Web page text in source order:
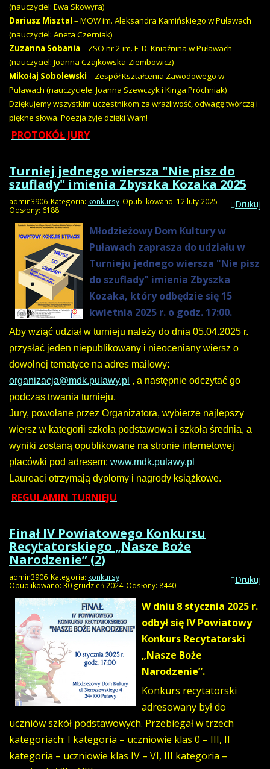
(nauczyciel: Ewa Skowyra)
Dariusz Misztal – MOW im. Aleksandra Kamińskiego w Puławach
(nauczyciel: Aneta Czerniak)
Zuzanna Sobania – ZSO nr 2 im. F. D. Kniaźnina w Puławach
(nauczyciel: Joanna Czajkowska-Ziembowicz)
Mikołaj Sobolewski – Zespół Kształcenia Zawodowego w
Puławach (nauczyciele: Joanna Szewczyk i Kinga Próchniak)
Dziękujemy wszystkim uczestnikom za wrażliwość, odwagę twórczą i
piękne słowa. Poezja żyje dzięki Wam!
PROTOKÓŁ JURY
Turniej jednego wiersza "Nie pisz do
szuflady" imienia Zbyszka Kozaka 2025
Drukuj
admin3906 Kategoria: konkursy Opublikowano: 12 luty 2025
Odsłony: 6188
Młodzieżowy Dom Kultury w
Puławach zaprasza do udziału w
Turnieju jednego wiersza "Nie pisz
do szuflady" imienia Zbyszka
Kozaka, który odbędzie się 15
kwietnia 2025 r. o godz. 17:00.
Aby wziąć udział w turnieju należy do dnia 05.04.2025 r.
przysłać jeden niepublikowany i nieoceniany wiersz o
dowolnej tematyce na adres mailowy:
organizacja@mdk.pulawy.pl , a następnie odczytać go
podczas trwania turnieju.
Jury, powołane przez Organizatora, wybierze najlepszy
wiersz w kategorii szkoła podstawowa i szkoła średnia, a
wyniki zostaną opublikowane na stronie internetowej
placówki pod adresem: www.mdk.pulawy.pl
Laureaci otrzymają dyplomy i nagrody książkowe.
REGULAMIN TURNIEJU
Finał IV Powiatowego Konkursu
Recytatorskiego „Nasze Boże
Narodzenie” (2)
Drukuj
admin3906 Kategoria: konkursy
Opublikowano: 30 grudzień 2024 Odsłony: 8440
W dniu 8 stycznia 2025 r.
odbył się IV Powiatowy
Konkurs Recytatorski
„Nasze Boże
Narodzenie”.
Konkurs recytatorski
adresowany był do
uczniów szkół podstawowych. Przebiegał w trzech
kategoriach: I kategoria – uczniowie klas 0 – III, II
kategoria – uczniowie klas IV – VI, III kategoria –